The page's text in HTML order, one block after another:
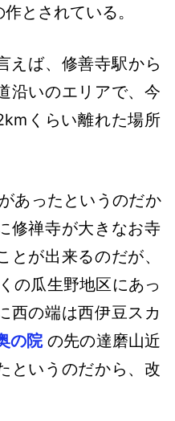
とされている。
えば、修善寺駅から
沿いのエリアで、今
くらい離れた場所
あったというのだか
修禅寺が大きなお寺
が出来るのだが、
の瓜生野地区にあっ
西の端は西伊豆スカ
の院の先の達磨山近
というのだから、改